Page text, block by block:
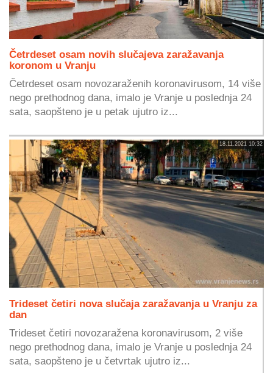
Četrdeset osam novih slučajeva zaražavanja
koronom u Vranju
Četrdeset osam novozaraženih koronavirusom, 14 više
nego prethodnog dana, imalo je Vranje u poslednja 24
sata, saopšteno je u petak ujutro iz...
18.11.2021 10:32
Trideset četiri nova slučaja zaražavanja u Vranju za
dan
Trideset četiri novozaražena koronavirusom, 2 više
nego prethodnog dana, imalo je Vranje u poslednja 24
sata, saopšteno je u četvrtak ujutro iz...